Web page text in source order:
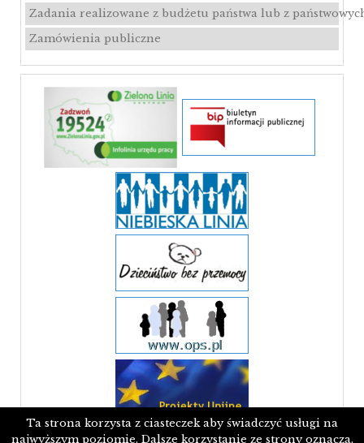
Zadania realizowane z budżetu państwa lub z
Zamówienia publiczne
Ta strona korzysta z ciasteczek aby świadczyć usługi na
najwyższym poziomie. Dalsze korzystanie ze strony oznacza,